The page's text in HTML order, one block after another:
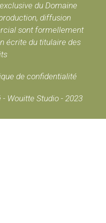
du Domaine
diffusion
sont formellement
écrite du titulaire des
de confidentialité
Wouitte Studio - 2023